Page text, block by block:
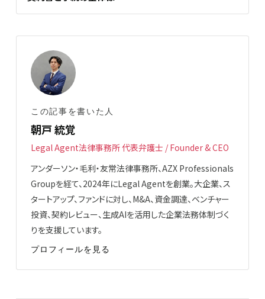
この記事を書いた人
朝戸 統覚
Legal Agent法律事務所 代表弁護士 / Founder & CEO
アンダーソン・毛利・友常法律事務所、AZX Professionals
Groupを経て、2024年にLegal Agentを創業。大企業、ス
タートアップ、ファンドに対し、M&A、資金調達、ベンチャー
投資、契約レビュー、生成AIを活用した企業法務体制づく
りを支援しています。
プロフィールを見る